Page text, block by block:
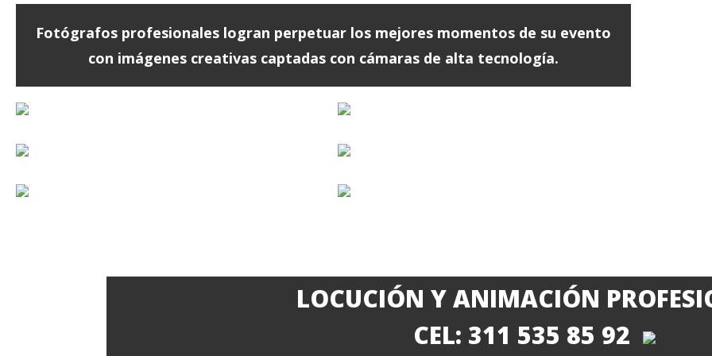
Fotógrafos profesionales logran perpetuar los mejores momentos de su evento
con imágenes creativas captadas con cámaras de alta tecnología.
LOCUCIÓN Y ANIMACIÓN
CEL: 311 535 85 92